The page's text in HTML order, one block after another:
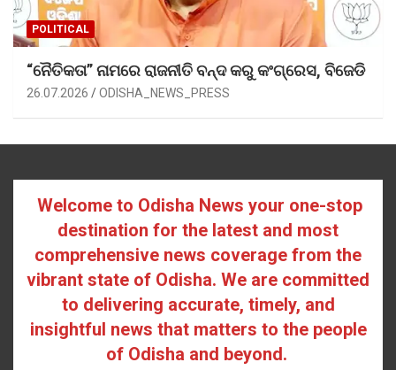
POLITICAL
“ନୈତିକତା” ନାମରେ ରାଜନୀତି ବନ୍ଦ କରୁ କଂଗ୍ରେସ, ବିଜେଡି
26.07.2026 ODISHA_NEWS_PRESS
Welcome to Odisha News your one-stop
destination for the latest and most
comprehensive news coverage from the
vibrant state of Odisha. We are committed
to delivering accurate, timely, and
insightful news that matters to the people
of Odisha and beyond.